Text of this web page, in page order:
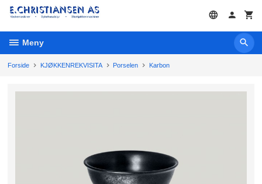
Gå
innholdet
Meny
Forside KJØKKENREKVISITA Porselen Karbon